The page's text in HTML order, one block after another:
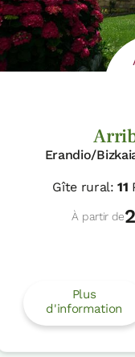
Erandio/
Gîte rural:11
À partir de
Plus
d'information